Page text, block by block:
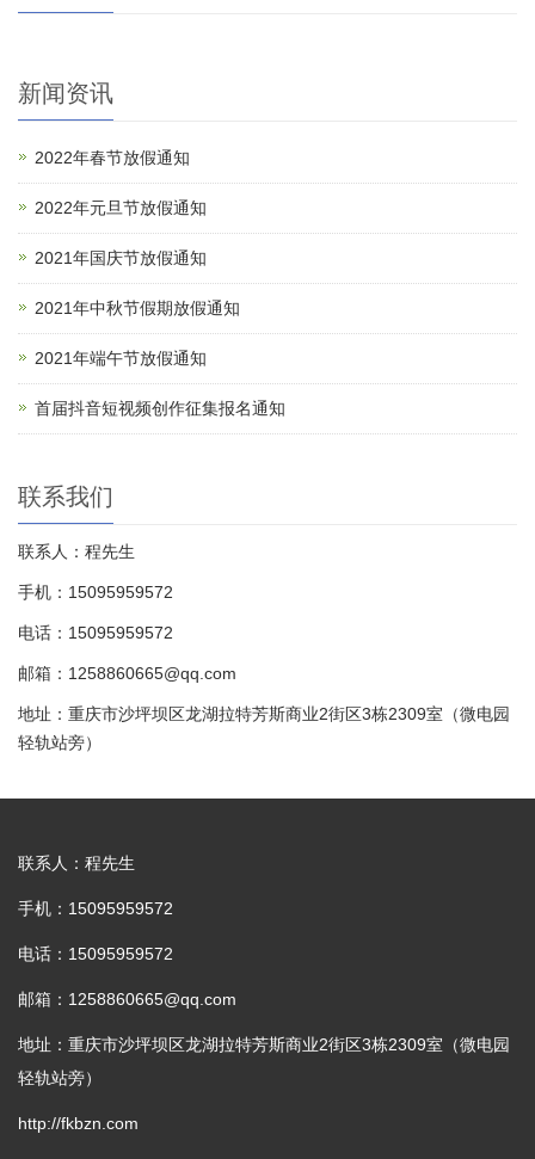
新闻资讯
2022年春节放假通知
2022年元旦节放假通知
2021年国庆节放假通知
2021年中秋节假期放假通知
2021年端午节放假通知
首届抖音短视频创作征集报名通知
联系我们
联系人：程先生
手机：15095959572
电话：15095959572
邮箱：1258860665@qq.com
地址：重庆市沙坪坝区龙湖拉特芳斯商业2街区3栋2309室（微电园
轻轨站旁）
联系人：程先生
手机：15095959572
电话：15095959572
邮箱：1258860665@qq.com
地址：重庆市沙坪坝区龙湖拉特芳斯商业2街区3栋2309室（微电园
轻轨站旁）
http://fkbzn.com